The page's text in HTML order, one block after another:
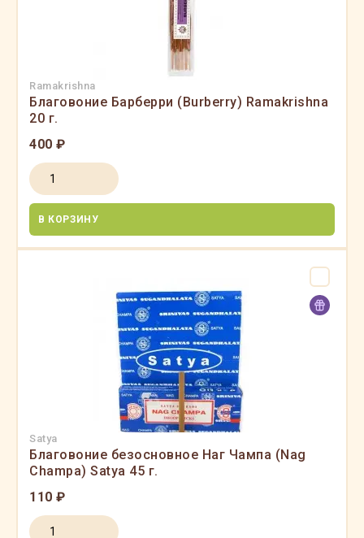
Ramakrishna
Благовоние Барберри (Burberry) Ramakrishna
20 г.
400 ₽
В КОРЗИНУ
Satya
Благовоние безосновное Наг Чампа (Nag
Champa) Satya 45 г.
110 ₽